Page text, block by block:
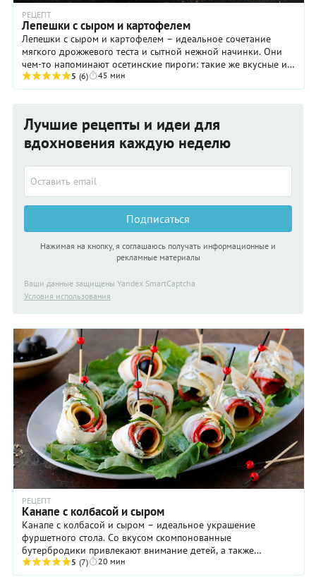
РЕЦЕПТ
Лепешки с сыром и картофелем
Лепешки с сыром и картофелем – идеальное сочетание
мягкого дрожжевого теста и сытной нежной начинки. Они
чем-то напоминают осетинские пироги: такие же вкусные и
сытные. Пропорции начинки можно менять ...
5 (6) 45 мин
Лучшие рецепты и идеи для
вдохновения каждую неделю
Подписаться
Нажимая на кнопку, я соглашаюсь получать информационные и
рекламные материалы
Ваши данные защищены Yandex SmartCaptcha
Условия использования
РЕЦЕПТ
Канапе с колбасой и сыром
Канапе с колбасой и сыром – идеальное украшение
фуршетного стола. Со вкусом скомпонованные
бутербродики привлекают внимание детей, а также
будоражат аппетит. Для приготовления используют колбасу
5 (7) 20 мин